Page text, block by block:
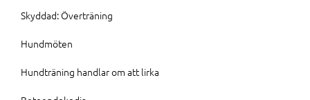
Skyddad: Överträning
Hundmöten
Hundträning handlar om att lirka